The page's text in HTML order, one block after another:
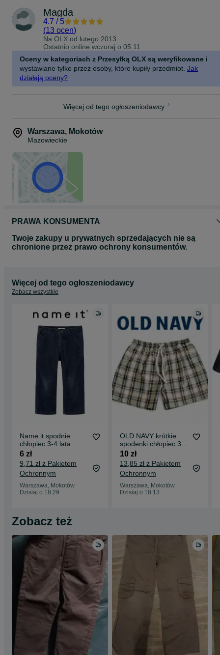
Magda
4.7 / 5
(13 ocen)
Na OLX od lutego 2013
Ostatnio online wczoraj o 05:11
Oceny w kategoriach z Przesyłką OLX są weryfikowane i
wystawiane tylko przez osoby, które kupiły przedmiot. Jak
działają oceny?
Więcej od tego ogłoszeniodawcy
Warszawa, Mokotów
Mazowieckie
PRAWA KONSUMENTA
Twoje zakupy u prywatnych sprzedających nie są
chronione przez prawo ochrony konsumentów.
Więcej od tego ogłoszeniodawcy
Zobacz wszystkie
Name it spodnie
chłopiec 3-4 lata
6 zł
9,71 zł z Pakietem
Ochronnym
Warszawa, Mokotów
Dzisiaj o 18:29
OLD NAVY krótkie
spodenki chłopiec 3
lata
10 zł
13,85 zł z Pakietem
Ochronnym
Warszawa, Mokotów
Dzisiaj o 18:13
Zobacz też